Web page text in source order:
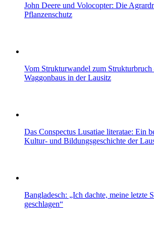
John Deere und Volocopter: Die
Pflanzenschutz
Vom Strukturwandel zum Strukturbruch
Waggonbaus in der Lausitz
Das Conspectus Lusatiae literatae: Ein
Kultur- und Bildungsgeschichte der
Bangladesch: „Ich dachte, meine letzte
geschlagen“